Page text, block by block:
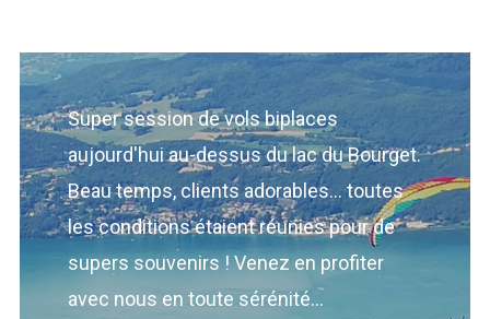
Super session de vols biplaces
aujourd'hui au-dessus du lac du Bourget.
Beau temps, clients adorables... toutes
les conditions étaient réunies pour de
supers souvenirs ! Venez en profiter
avec nous en toute sérénité...